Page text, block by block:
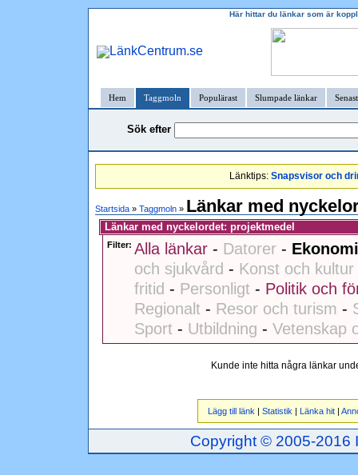
Här hittar du länkar som är
Hem Taggmoln Populärast Slumpade länkar
Sök efter
Länktips: Snapsvisor och
Startsida » Taggmoln » Länkar med
Länkar med nyckelordet: projektmedel
Filter: Alla länkar - Datorer -
och sjukvård - Konst och kultur
fritid - Personligt - Politik och
Regionalt - Resor och turism -
Sport - Utbildning - Vetenskap
Kunde inte hitta några länkar
Lägg till länk | Statistik | Länka hit|
Copyright © 2005-2016